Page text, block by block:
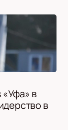
в
в